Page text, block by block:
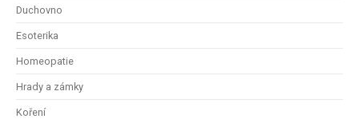
Duchovno
Esoterika
Homeopatie
Hrady a zámky
Koření